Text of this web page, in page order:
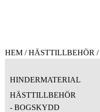
HEM /HÄSTTILLBEHÖR /
HINDERMATERIAL
HÄSTTILLBEHÖR
BOGSKYDD